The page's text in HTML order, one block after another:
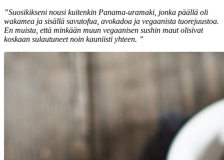
”Suosikikseni nousi kuitenkin Panama-uramaki, jonka päällä oli
wakamea ja sisällä savutofua, avokadoa ja vegaanista tuorejuustoa.
En muista, että minkään muun vegaanisen sushin maut olisivat
koskaan sulautuneet noin kauniisti yhteen. ”